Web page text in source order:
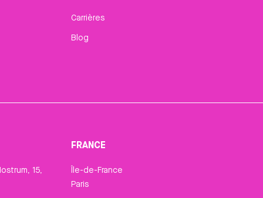
Carrières
Blog
15,
FRANCE
Île-de-France
Paris